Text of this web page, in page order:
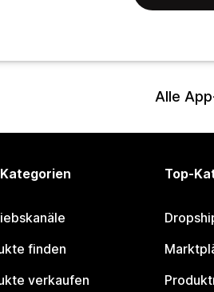
Alle
finden
verkaufen
Top-